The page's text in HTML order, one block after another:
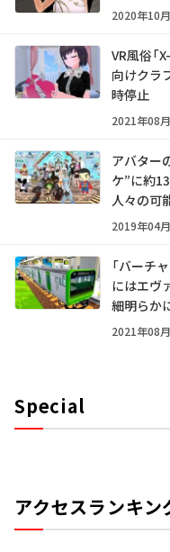
2020年10
VR風俗「
向けクラ
時停止
2021年08
アバター
ケ”に約
人々の可
2019年04
「バーチ
にはエヴ
細明らか
2021年08
Special
アクセスランキン